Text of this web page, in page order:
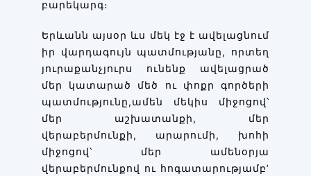
բարեկարգ։
Երևանն այսօր ևս մեկ էջ է ավելացնում
իր վարդագույն պատմությանը, որտեղ
յուրաքանչյուրս ունենք ավելացրած
մեր կատարած մեծ ու փոքր գործերի
պատմությունը,ամեն մեկիս միջոցով՝
մեր աշխատանքի, մեր
վերաբերմունքի, արարումի, խոհի
միջոցով՝ մեր ամենօրյա
վերաբերմունքով ու հոգատարությամբ’